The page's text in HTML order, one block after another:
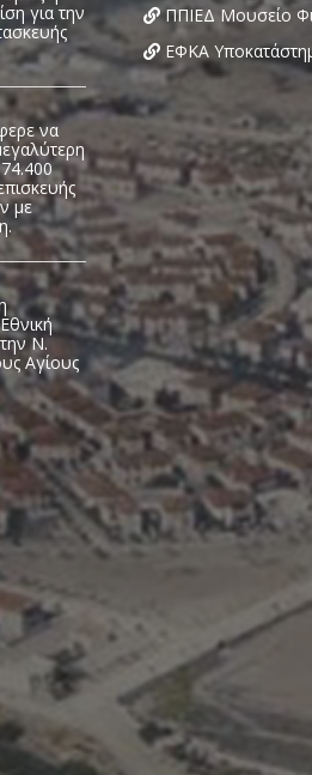
ΠΠΙΕΔ Μουσείο
ΕΦΚΑ